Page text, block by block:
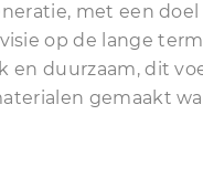
met een doel
op de lange
en duurzaam, dit
gemaakt